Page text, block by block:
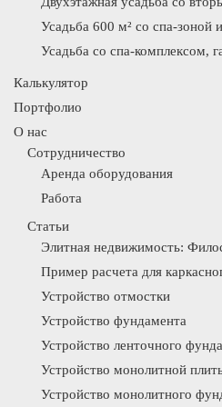
Усадьба 600 м² со спа-зоной
Усадьба со спа-комплексом,
Калькулятор
Портфолио
О нас
Сотрудничество
Аренда оборудования
Работа
Статьи
Элитная недвижимость:
Пример расчета для
Устройство отмостки
Устройство фундамента
Устройство ленточного
Устройство монолитной
Устройство монолитного